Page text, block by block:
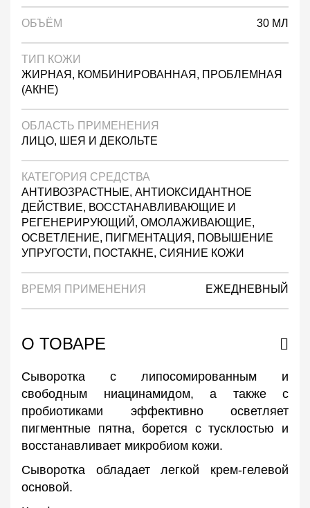
ОБЪЁМ 30 МЛ
ТИП КОЖИ
ЖИРНАЯ, КОМБИНИРОВАННАЯ, ПРОБЛЕМНАЯ
(АКНЕ)
ОБЛАСТЬ ПРИМЕНЕНИЯ
ЛИЦО, ШЕЯ И ДЕКОЛЬТЕ
КАТЕГОРИЯ СРЕДСТВА
АНТИВОЗРАСТНЫЕ, АНТИОКСИДАНТНОЕ
ДЕЙСТВИЕ, ВОССТАНАВЛИВАЮЩИЕ И
РЕГЕНЕРИРУЮЩИЙ, ОМОЛАЖИВАЮЩИЕ,
ОСВЕТЛЕНИЕ, ПИГМЕНТАЦИЯ, ПОВЫШЕНИЕ
УПРУГОСТИ, ПОСТАКНЕ, СИЯНИЕ КОЖИ
ВРЕМЯ ПРИМЕНЕНИЯ ЕЖЕДНЕВНЫЙ
О ТОВАРЕ
Сыворотка с липосомированным и
свободным ниацинамидом, а также с
пробиотиками эффективно осветляет
пигментные пятна, борется с тусклостью и
восстанавливает микробиом кожи.
Сыворотка обладает легкой крем-гелевой
основой.